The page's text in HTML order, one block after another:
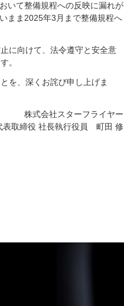
いて整備規程への反映に漏れが
まま2025年3月まで整備規程へ
に向けて、法令遵守と安全意
。
を、深くお詫び申し上げま
株式会社スターフライヤー
表取締役 社長執行役員 町田 修